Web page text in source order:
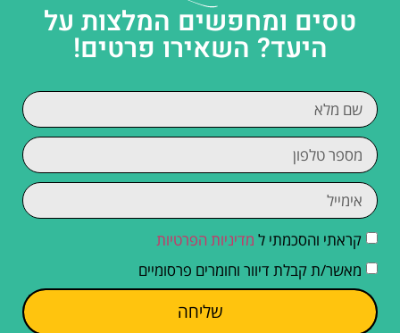
טסים ומחפשים המלצות על
היעד? השאירו פרטים!
קראתי והסכמתי ל מדיניות הפרטיות
מאשר/ת קבלת דיוור וחומרים פרסומיים
שליחה